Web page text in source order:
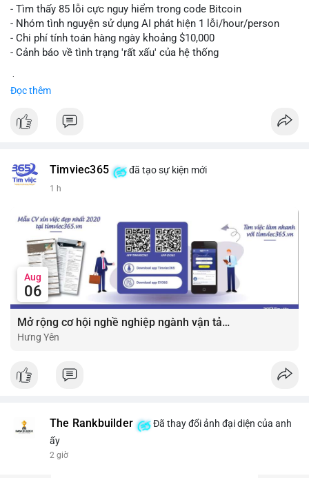
📰 Nguồn: Cointelegraph
- Tìm thấy 85 lỗi cực nguy hiểm trong code Bitcoin
- Nhóm tình nguyện sử dụng AI phát hiện 1 lỗi/hour/person
- Chi phí tính toán hàng ngày khoảng $10,000
- Cảnh báo về tình trạng 'rất xấu' của hệ thống
Đọc thêm
Timviec365 đã tạo sự kiện mới
1 h
Aug
06
Mở rộng cơ hội nghề nghiệp ngành vận tải - lái xe với mức lương bứt phá ?
Hưng Yên
The Rankbuilder
Đã thay đổi ảnh đại diện của anh
ấy
2 giờ